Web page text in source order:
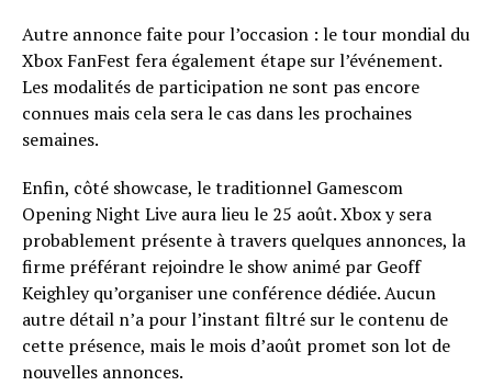
Autre annonce faite pour l’occasion : le tour mondial du
Xbox FanFest fera également étape sur l’événement.
Les modalités de participation ne sont pas encore
connues mais cela sera le cas dans les prochaines
semaines.
Enfin, côté showcase, le traditionnel Gamescom
Opening Night Live aura lieu le 25 août. Xbox y sera
probablement présente à travers quelques annonces, la
firme préférant rejoindre le show animé par Geoff
Keighley qu’organiser une conférence dédiée. Aucun
autre détail n’a pour l’instant filtré sur le contenu de
cette présence, mais le mois d’août promet son lot de
nouvelles annonces.